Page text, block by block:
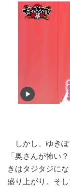
しかし、ゆきぽ
「奥さんが怖い
きはタジタジに
盛り上がり。そ